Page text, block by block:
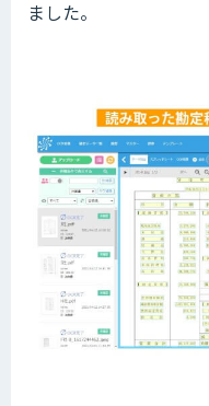
ました。